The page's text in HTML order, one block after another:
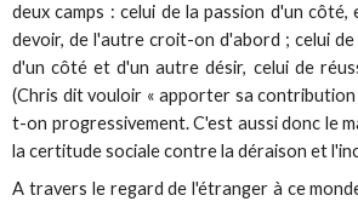
deux camps : celui de la passion d'un côté,
devoir, de l'autre croit-on d'abord ; celui
d'un côté et d'un autre désir, celui de
(Chris dit vouloir « apporter sa contribution
t-on progressivement. C'est aussi donc le
la certitude sociale contre la déraison et
A travers le regard de l'étranger à ce